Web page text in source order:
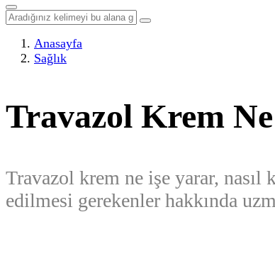
Anasayfa
Sağlık
Travazol Krem
Travazol krem ne işe yarar,
edilmesi gerekenler hakkında